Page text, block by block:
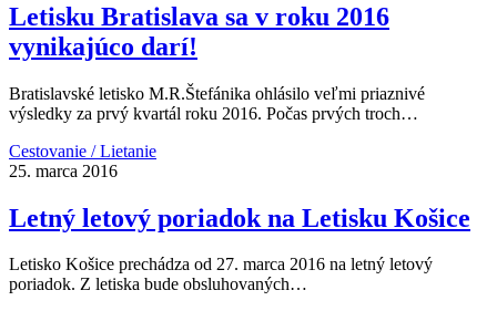
Letisku Bratislava sa v roku 2016
vynikajúco darí!
Bratislavské letisko M.R.Štefánika ohlásilo veľmi priaznivé
výsledky za prvý kvartál roku 2016. Počas prvých troch…
Cestovanie / Lietanie
25. marca 2016
Letný letový poriadok na Letisku Košice
Letisko Košice prechádza od 27. marca 2016 na letný letový
poriadok. Z letiska bude obsluhovaných…